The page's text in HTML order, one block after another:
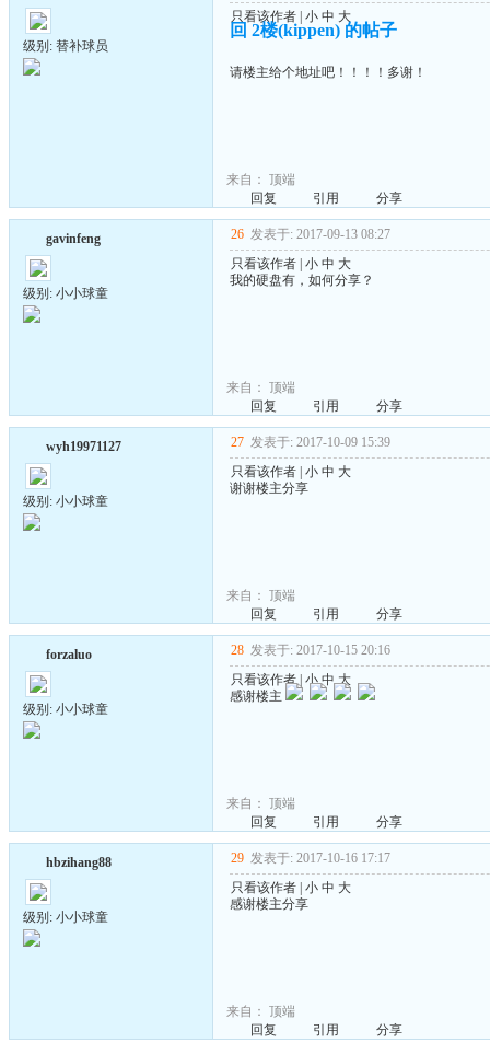
级别: 替补球员
只看该作者 小 中 大
回 2楼(kippen) 的帖子
请楼主给个地址吧！！！！多谢！
来自： 顶端
回复
引用 分享
gavinfeng
级别: 小小球童
26 发表于: 2017-09-13 08:27
只看该作者 小 中 大
我的硬盘有，如何分享？
来自： 顶端
回复
引用 分享
wyh19971127
级别: 小小球童
27 发表于: 2017-10-09 15:39
只看该作者 小 中 大
谢谢楼主分享
来自： 顶端
回复
引用 分享
forzaluo
级别: 小小球童
28 发表于: 2017-10-15 20:16
只看该作者| 小 中 大
感谢楼主
来自： 顶端
回复
引用 分享
hbzihang88
级别: 小小球童
29 发表于: 2017-10-16 17:17
只看该作者 小 中 大
感谢楼主分享
来自： 顶端
回复
引用 分享